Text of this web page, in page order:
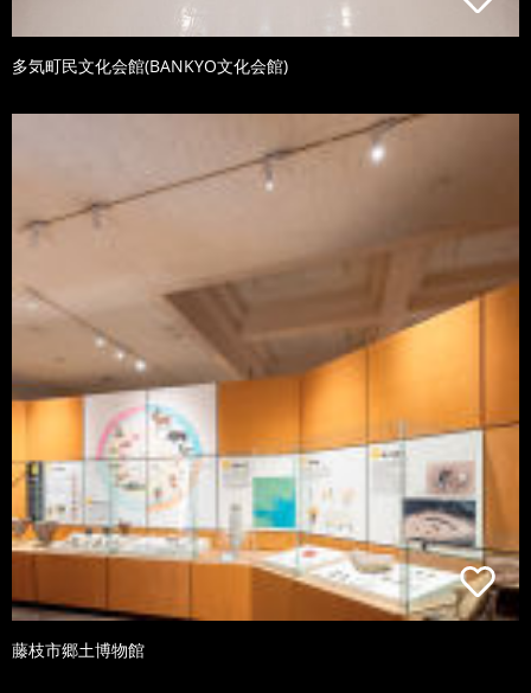
多気町民文化会館(BANKYO文化会館)
藤枝市郷土博物館